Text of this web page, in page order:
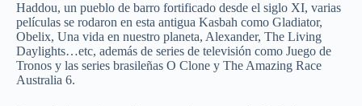
Haddou, un pueblo de barro fortificado desde el siglo XI, varias
películas se rodaron en esta antigua Kasbah como Gladiator,
Obelix, Una vida en nuestro planeta, Alexander, The Living
Daylights…etc, además de series de televisión como Juego de
Tronos y las series brasileñas O Clone y The Amazing Race
Australia 6.